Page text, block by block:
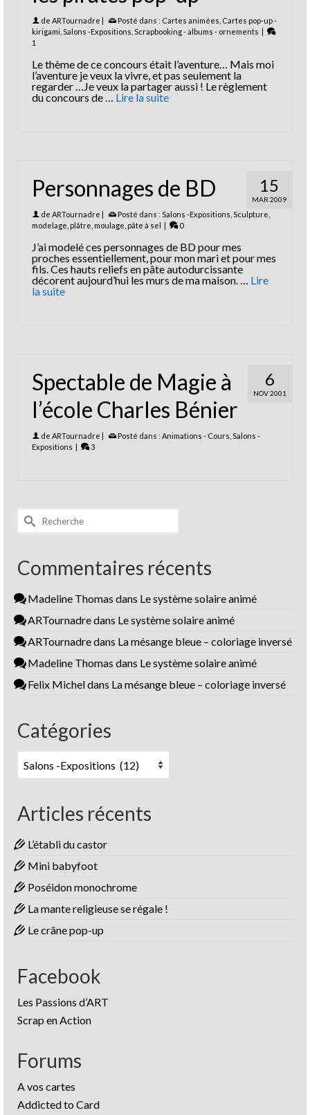
de ARTournadre | Posté dans : Cartes animées Cartes pop-up -
kirigami Salons -Expositions Scrapbooking - albums - ornements |
1
Le thème de ce concours était l’aventure… Mais moi
l’aventure je veux la vivre, et pas seulement la
regarder …Je veux la partager aussi ! Le règlement
du concours de … Lire la suite
15
MAR 2009
Personnages de BD
de ARTournadre | Posté dans : Salons -Expositions Sculpture,
modelage, plâtre, moulage, pâte à sel | 0
J’ai modelé ces personnages de BD pour mes
proches essentiellement, pour mon mari et pour mes
fils. Ces hauts reliefs en pâte autodurcissante
décorent aujourd’hui les murs de ma maison. … Lire
la suite
6
NOV 2001
Spectable de Magie à
l’école Charles Bénier
de ARTournadre | Posté dans : Animations - Cours Salons -
Expositions | 3
Rechercher :
Commentaires récents
Madeline Thomas dans Le système solaire animé
ARTournadredans Le système solaire animé
ARTournadredans La mésange bleue – coloriage inversé
Madeline Thomas dans Le système solaire animé
Felix Micheldans La mésange bleue – coloriage inversé
Catégories
Catégories
Articles récents
L’établi du castor
Mini babyfoot
Poséidon monochrome
La mante religieuse se régale !
Le crâne pop-up
Facebook
Les Passions d’ART
Scrap en Action
Forums
A vos cartes
Addicted to Card